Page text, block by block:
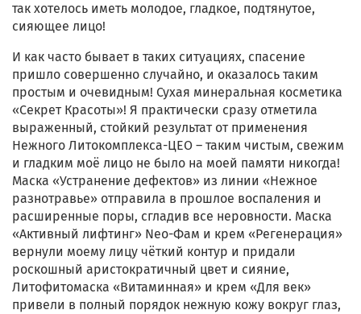
так хотелось иметь молодое, гладкое, подтянутое,
сияющее лицо!
И как часто бывает в таких ситуациях, спасение
пришло совершенно случайно, и оказалось таким
простым и очевидным! Сухая минеральная косметика
«Секрет Красоты»! Я практически сразу отметила
выраженный, стойкий результат от применения
Нежного Литокомплекса-ЦЕО – таким чистым, свежим
и гладким моё лицо не было на моей памяти никогда!
Маска «Устранение дефектов» из линии «Нежное
разнотравье» отправила в прошлое воспаления и
расширенные поры, сгладив все неровности. Маска
«Активный лифтинг» Neo-Фам и крем «Регенерация»
вернули моему лицу чёткий контур и придали
роскошный аристократичный цвет и сияние,
Литофитомаска «Витаминная» и крем «Для век»
привели в полный порядок нежную кожу вокруг глаз,